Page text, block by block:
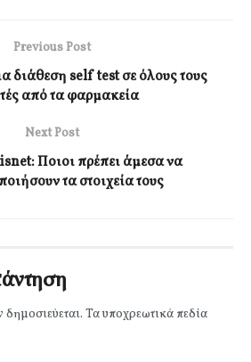
Previous Post
διάθεση self test σε όλους τους
από τα φαρμακεία
Next Post
Ποιοι πρέπει άμεσα να
τα στοιχεία τους
Τα υποχρεωτικά πεδία